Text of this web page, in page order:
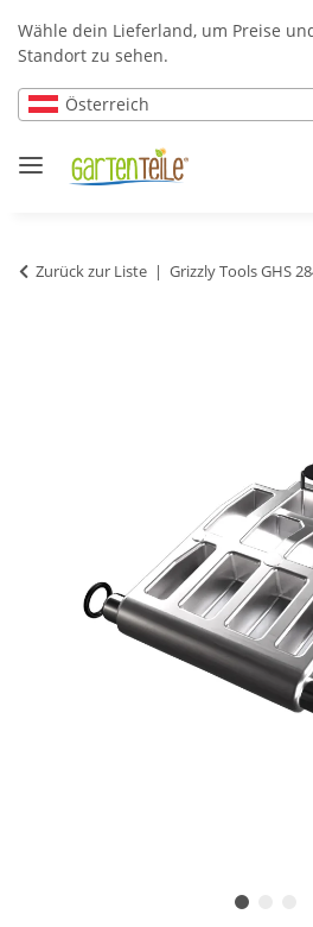
Wähle dein Lieferland, um Preise
Standort zu sehen.
Österreich
Zurück zur Liste Grizzly Tools GHS